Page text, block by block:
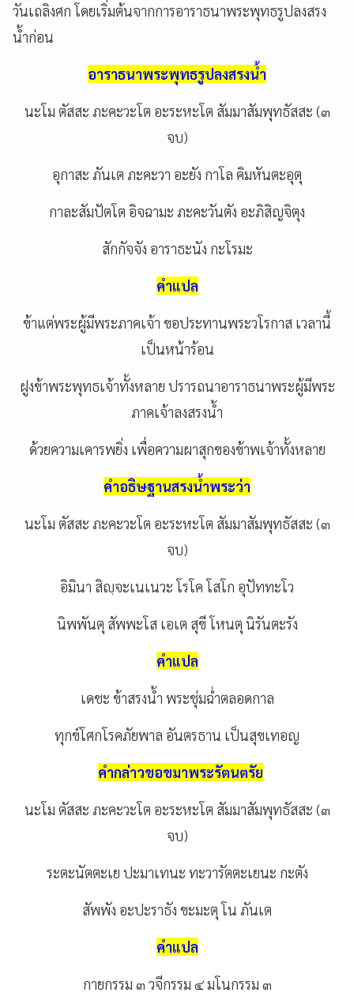
วันเถลิงศก โดยเริ่มต้นจากการอาราธนาพระพุทธรูปลงสรง
น้ำก่อน
อาราธนาพระพุทธรูปลงสรงน้ำ
นะโม ตัสสะ ภะคะวะโต อะระหะโต สัมมาสัมพุทธัสสะ (๓
จบ)
อุกาสะ ภันเต ภะคะวา อะยัง กาโล คิมหันตะอุตุ
กาละสัมปัตโต อิจฉามะ ภะคะวันตัง อะภิสิญจิตุง
สักกัจจัง อาราธะนัง กะโรมะ
คำแปล
ข้าแต่พระผู้มีพระภาคเจ้า ขอประทานพระวโรกาส เวลานี้
เป็นหน้าร้อน
ฝูงข้าพระพุทธเจ้าทั้งหลาย ปรารถนาอาราธนาพระผู้มีพระ
ภาคเจ้าลงสรงน้ำ
ด้วยความเคารพยิ่ง เพื่อความผาสุกของข้าพเจ้าทั้งหลาย
คำอธิษฐานสรงน้ำพระว่า
นะโม ตัสสะ ภะคะวะโต อะระหะโต สัมมาสัมพุทธัสสะ (๓
จบ)
อิมินา สิญฺจะเนเนวะ โรโค โสโก อุปัททะโว
นิพพันตุ สัพพะโส เอเต สุขีโหนตุ นิรันตะรัง
คำแปล
เดชะ ข้าสรงน้ำ พระชุ่มฉ่ำตลอดกาล
ทุกข์โศกโรคภัยพาล อันตรธาน เป็นสุขเทอญ
คำกล่าวขอขมาพระรัตนตรัย
นะโม ตัสสะ ภะคะวะโต อะระหะโต สัมมาสัมพุทธัสสะ (๓
จบ)
ระตะนัตตะเย ปะมาเทนะ ทะวารัตตะเยนะ กะตัง
สัพพัง อะปะราธัง ขะมะตุ โน ภันเต
คำแปล
กายกรรม ๓ วจีกรรม ๔มโนกรรม ๓